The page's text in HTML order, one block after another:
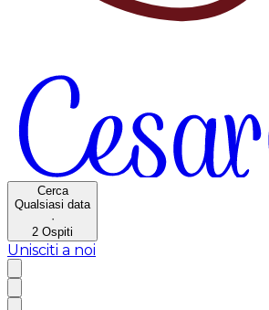
Cerca
Qualsiasi data
·
2 Ospiti
Unisciti a noi